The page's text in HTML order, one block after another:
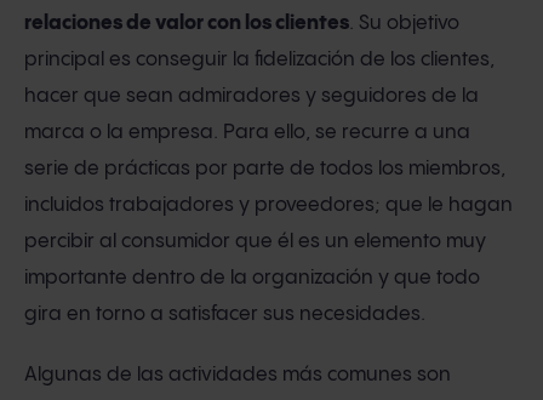
relaciones de valor con los clientes. Su objetivo
principal es conseguir la fidelización de los clientes,
hacer que sean admiradores y seguidores de la
marca o la empresa. Para ello, se recurre a una
serie de prácticas por parte de todos los miembros,
incluidos trabajadores y proveedores; que le hagan
percibir al consumidor que él es un elemento muy
importante dentro de la organización y que todo
gira en torno a satisfacer sus necesidades.
Algunas de las actividades más comunes son